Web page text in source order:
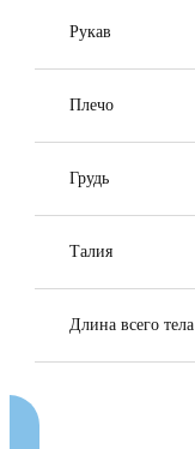
Рукав
Плечо
Грудь
Талия
Длина всего тела